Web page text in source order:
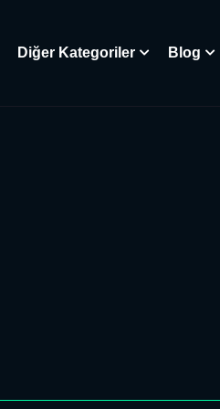
Diğer Kategoriler Blog